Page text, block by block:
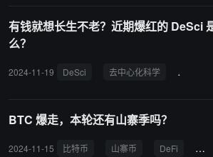
有钱就想长生不老？近期爆红的 DeSci
么？
2024-11-19 DeSci 去中心化科学
BTC 爆走，本轮还有山寨季吗？
2024-11-15 比特币 山寨币 DeFi 市